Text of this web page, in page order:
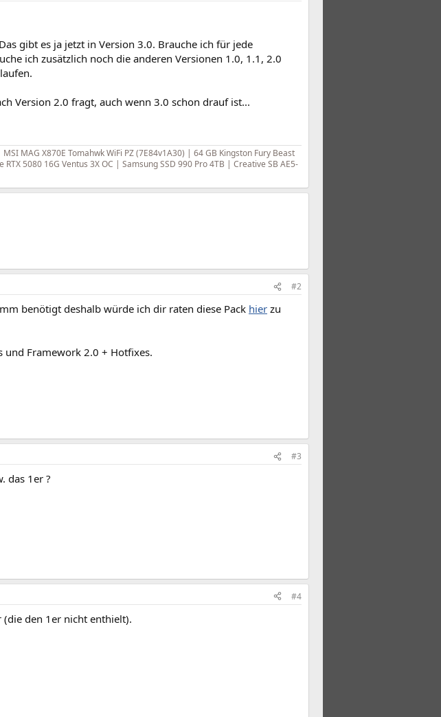
gibt es ja jetzt in Version 3.0. Brauche ich für jede
ich zusätzlich noch die anderen Versionen 1.0, 1.1, 2.0
Version 2.0 fragt, auch wenn 3.0 schon drauf ist...
MAG X870E Tomahwk WiFi PZ (7E84v1A30) | 64 GB Kingston Fury Beast
5080 16G Ventus 3X OC | Samsung SSD 990 Pro 4TB | Creative SB AE5-
#2
benötigt deshalb würde ich dir raten diese Pack hier zu
und Framework 2.0 + Hotfixes.
#3
das 1er ?
#4
den 1er nicht enthielt).